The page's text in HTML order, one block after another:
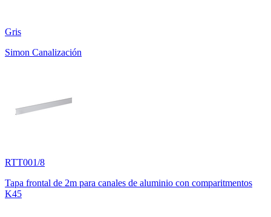
Gris
Simon Canalización
RTT001/8
Tapa frontal de 2m para canales de aluminio con comparitmentos
K45